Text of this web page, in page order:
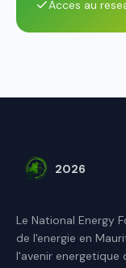
Acces au
2026
Le National Energy
de l'energie en
l'avenir energetique